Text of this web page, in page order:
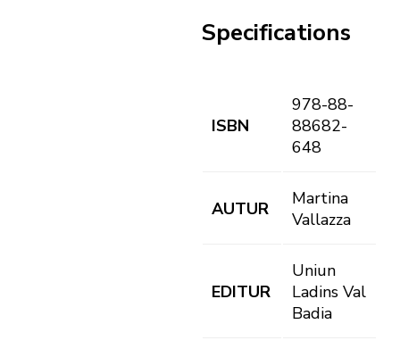
Specifications
ISBN
978-88-
88682-
648
AUTUR
Martina
Vallazza
EDITUR
Uniun
Ladins Val
Badia